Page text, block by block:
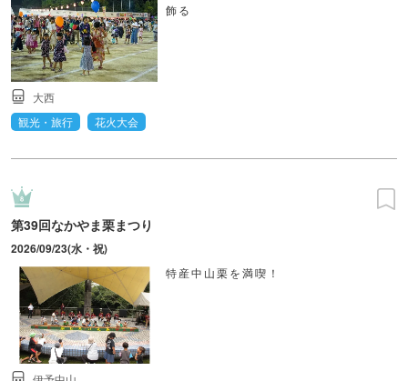
飾る
大西
観光・旅行
花火大会
第39回なかやま栗まつり
2026/09/23(水・祝)
特産中山栗を満喫！